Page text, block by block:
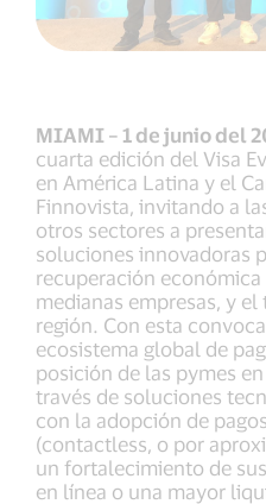
MIAMI – 1 de junio del
cuarta edición del Visa
en América Latina y el
Finnovista, invitando a
otros sectores a
soluciones innovadoras
recuperación económica
medianas empresas, y
región. Con esta
ecosistema global de
posición de las pymes
través de soluciones
con la adopción de
(contactless, o por
un fortalecimiento de
en línea o una mayor